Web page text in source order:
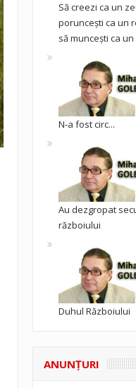
Să creezi ca un
poruncești ca un
să muncești ca un
N-a fost circ...
Au dezgropat
războiului
Duhul Războiului
ANUNŢURI